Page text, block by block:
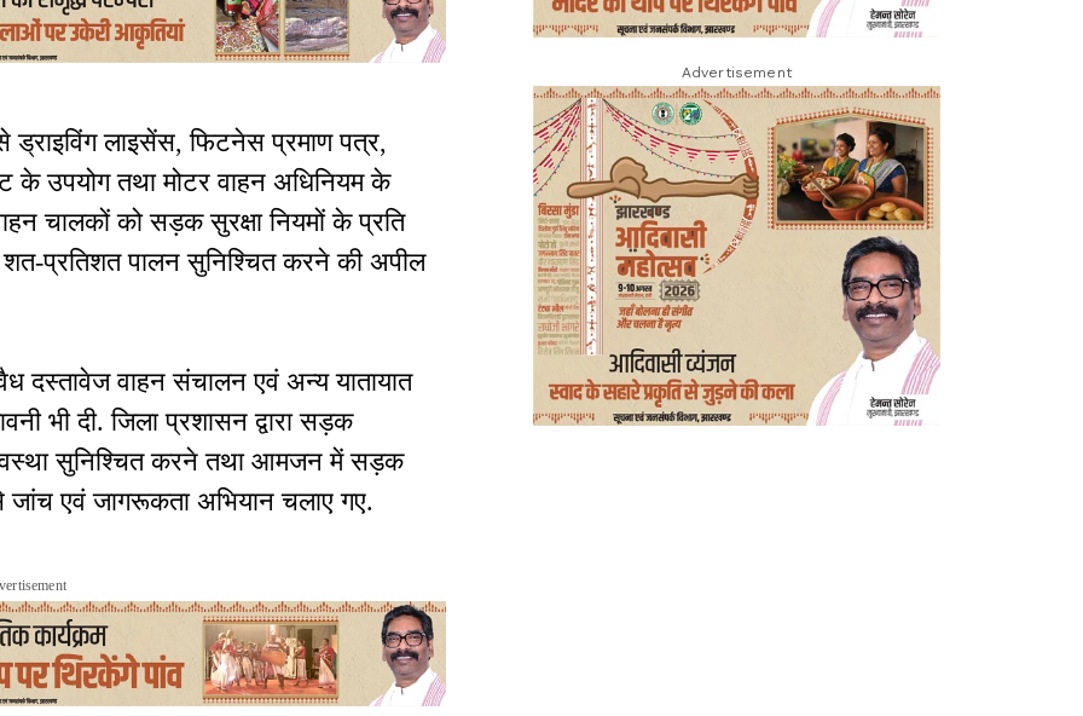
लाइसेंस, फिटनेस प्रमाण पत्र,
के उपयोग तथा मोटर वाहन अधिनियम के
चालकों को सड़क सुरक्षा नियमों के प्रति
शत-प्रतिशत पालन सुनिश्चित करने की अपील
दस्तावेज वाहन संचालन एवं अन्य यातायात
भी दी. जिला प्रशासन द्वारा सड़क
सुनिश्चित करने तथा आमजन में सड़क
जांच एवं जागरूकता अभियान चलाए गए.
Advertisement